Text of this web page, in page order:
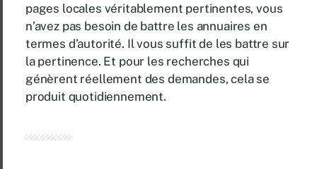
pages locales véritablement pertinentes, vous
n’avez pas besoin de battre les annuaires en
termes d’autorité. Il vous suffit de les battre sur
la pertinence. Et pour les recherches qui
génèrent réellement des demandes, cela se
produit quotidiennement.